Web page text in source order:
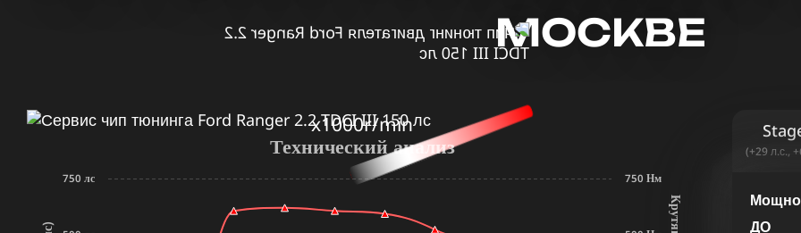
МОСКВЕ
x1000r/min
Технический анализ
750 лс 750 Нм
(+29 л.с.,
ДО